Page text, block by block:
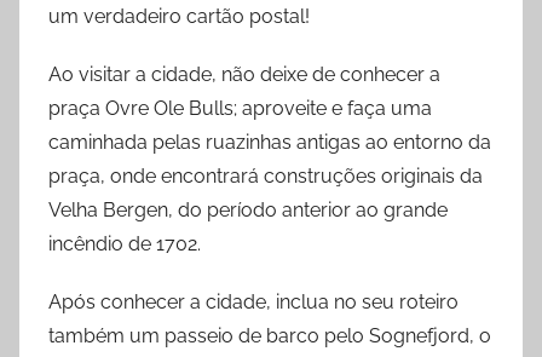
um verdadeiro cartão postal!
Ao visitar a cidade, não deixe de conhecer a
praça Ovre Ole Bulls; aproveite e faça uma
caminhada pelas ruazinhas antigas ao entorno da
praça, onde encontrará construções originais da
Velha Bergen, do período anterior ao grande
incêndio de 1702.
Após conhecer a cidade, inclua no seu roteiro
também um passeio de barco pelo Sognefjord, o